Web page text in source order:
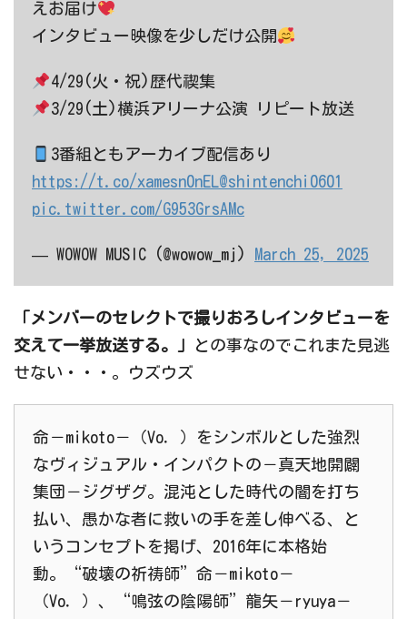
えお届け
インタビュー映像を少しだけ公開
4/29(火・祝)歴代禊集
3/29(土)横浜アリーナ公演 リピート放送
3番組ともアーカイブ配信あり
https://t.co/xamesn0nEL @shintenchi0601
pic.twitter.com/G953GrsAMc
— WOWOW MUSIC (@wowow_mj) March 25, 2025
「メンバーのセレクトで撮りおろしインタビューを
交えて一挙放送する。」
との事なのでこれまた見逃
せない・・・。ウズウズ
命－mikoto－（Vo．）をシンボルとした強烈
なヴィジュアル・インパクトの－真天地開闢
集団－ジグザグ。混沌とした時代の闇を打ち
払い、愚かな者に救いの手を差し伸べる、と
いうコンセプトを掲げ、2016年に本格始
動。“破壊の祈祷師”命－mikoto－
（Vo．）、“鳴弦の陰陽師”龍矢－ryuya－